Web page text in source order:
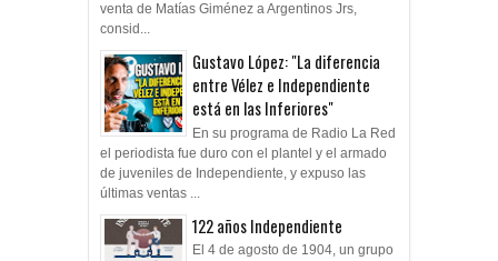
venta de Matías Giménez a Argentinos Jrs,
consid...
Gustavo López: "La diferencia
entre Vélez e Independiente
está en las Inferiores"
En su programa de Radio La Red
el periodista fue duro con el plantel y el armado
de juveniles de Independiente, y expuso las
últimas ventas ...
122 años Independiente
El 4 de agosto de 1904, un grupo